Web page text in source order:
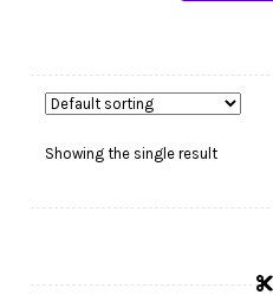
Showing the single result